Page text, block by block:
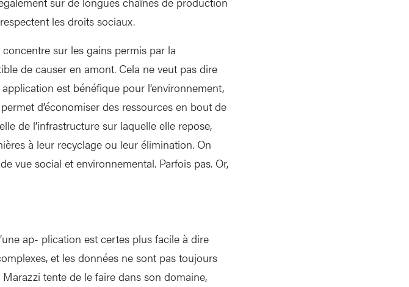
les droits sociaux.
sur les gains permis par la
de causer en amont. Cela ne veut pas dire
est bénéfique pour l’environnement,
d’économiser des ressources en bout de
de l’infrastructure sur laquelle elle repose,
à leur recyclage ou leur élimination. On
vue social et environnemental. Parfois pas. Or,
ap- plication est certes plus facile à dire
et les données ne sont pas toujours
tente de le faire dans son domaine,